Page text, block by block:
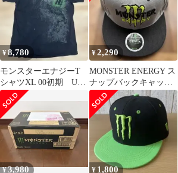
¥8,780
モンスターエナジーT
シャツXL 00初期 USA
製 オリジナル 黒
激レア 古着
¥2,290
MONSTER ENERGY ス
ナップバックキャップ
グレー/ブラック
¥3,980 ¥ 1,800